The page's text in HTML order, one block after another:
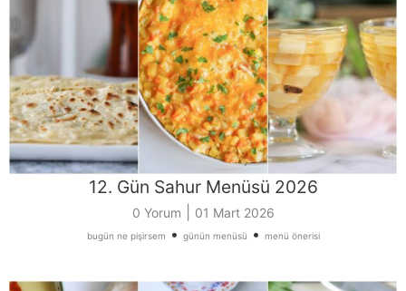
12. Gün Sahur Menüsü 2026
0 Yorum 01 Mart 2026
bugün ne pişirsem • günün menüsü • menü önerisi